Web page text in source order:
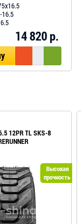
16.5
14 820 р.
12PR TL SKS-8
Высокая
прочность